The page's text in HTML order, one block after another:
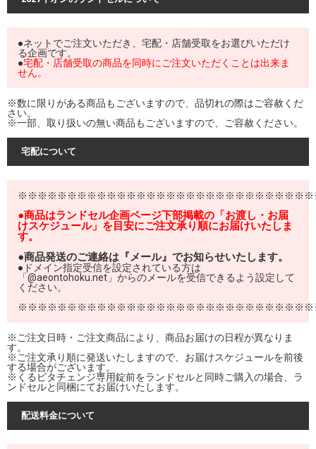
●ネットでご注文いただき、宅配・店舗受取をお選びいただけ
る企画です。
●宅配・店舗受取の商品を同時にご注文いただくことは出来ま
せん。
※数に限りがある商品もございますので、品切れの際はご容赦くだ
さい。
※一部、取り扱いの無い商品もございますので、ご容赦ください。
宅配について
●商品はランドセル企画ページ下部掲載の「お渡し・お届
けスケジュール」を目安にご注文承り順にお届けいたしま
す。
●商品発送のご連絡は『メール』でお知らせいたします。
●ドメイン指定受信を設定されている方は
「@aeontohoku.net」からのメールを受信できるよう設定して
ください。
※ご注文日時・ご注文商品により、商品お届けの日程が異なりま
す。
※ご注文承り順に発送いたしますので、お届けスケジュールを前後
する場合がございます。
※くるピタチェンジ専用錠前をランドセルと同時ご購入の場合、ラ
ンドセルと同梱にてお届けいたします。
配送料金について